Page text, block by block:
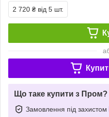
2 720 ₴ від 5 шт.
Що таке купити з Пром?
Замовлення під захистом